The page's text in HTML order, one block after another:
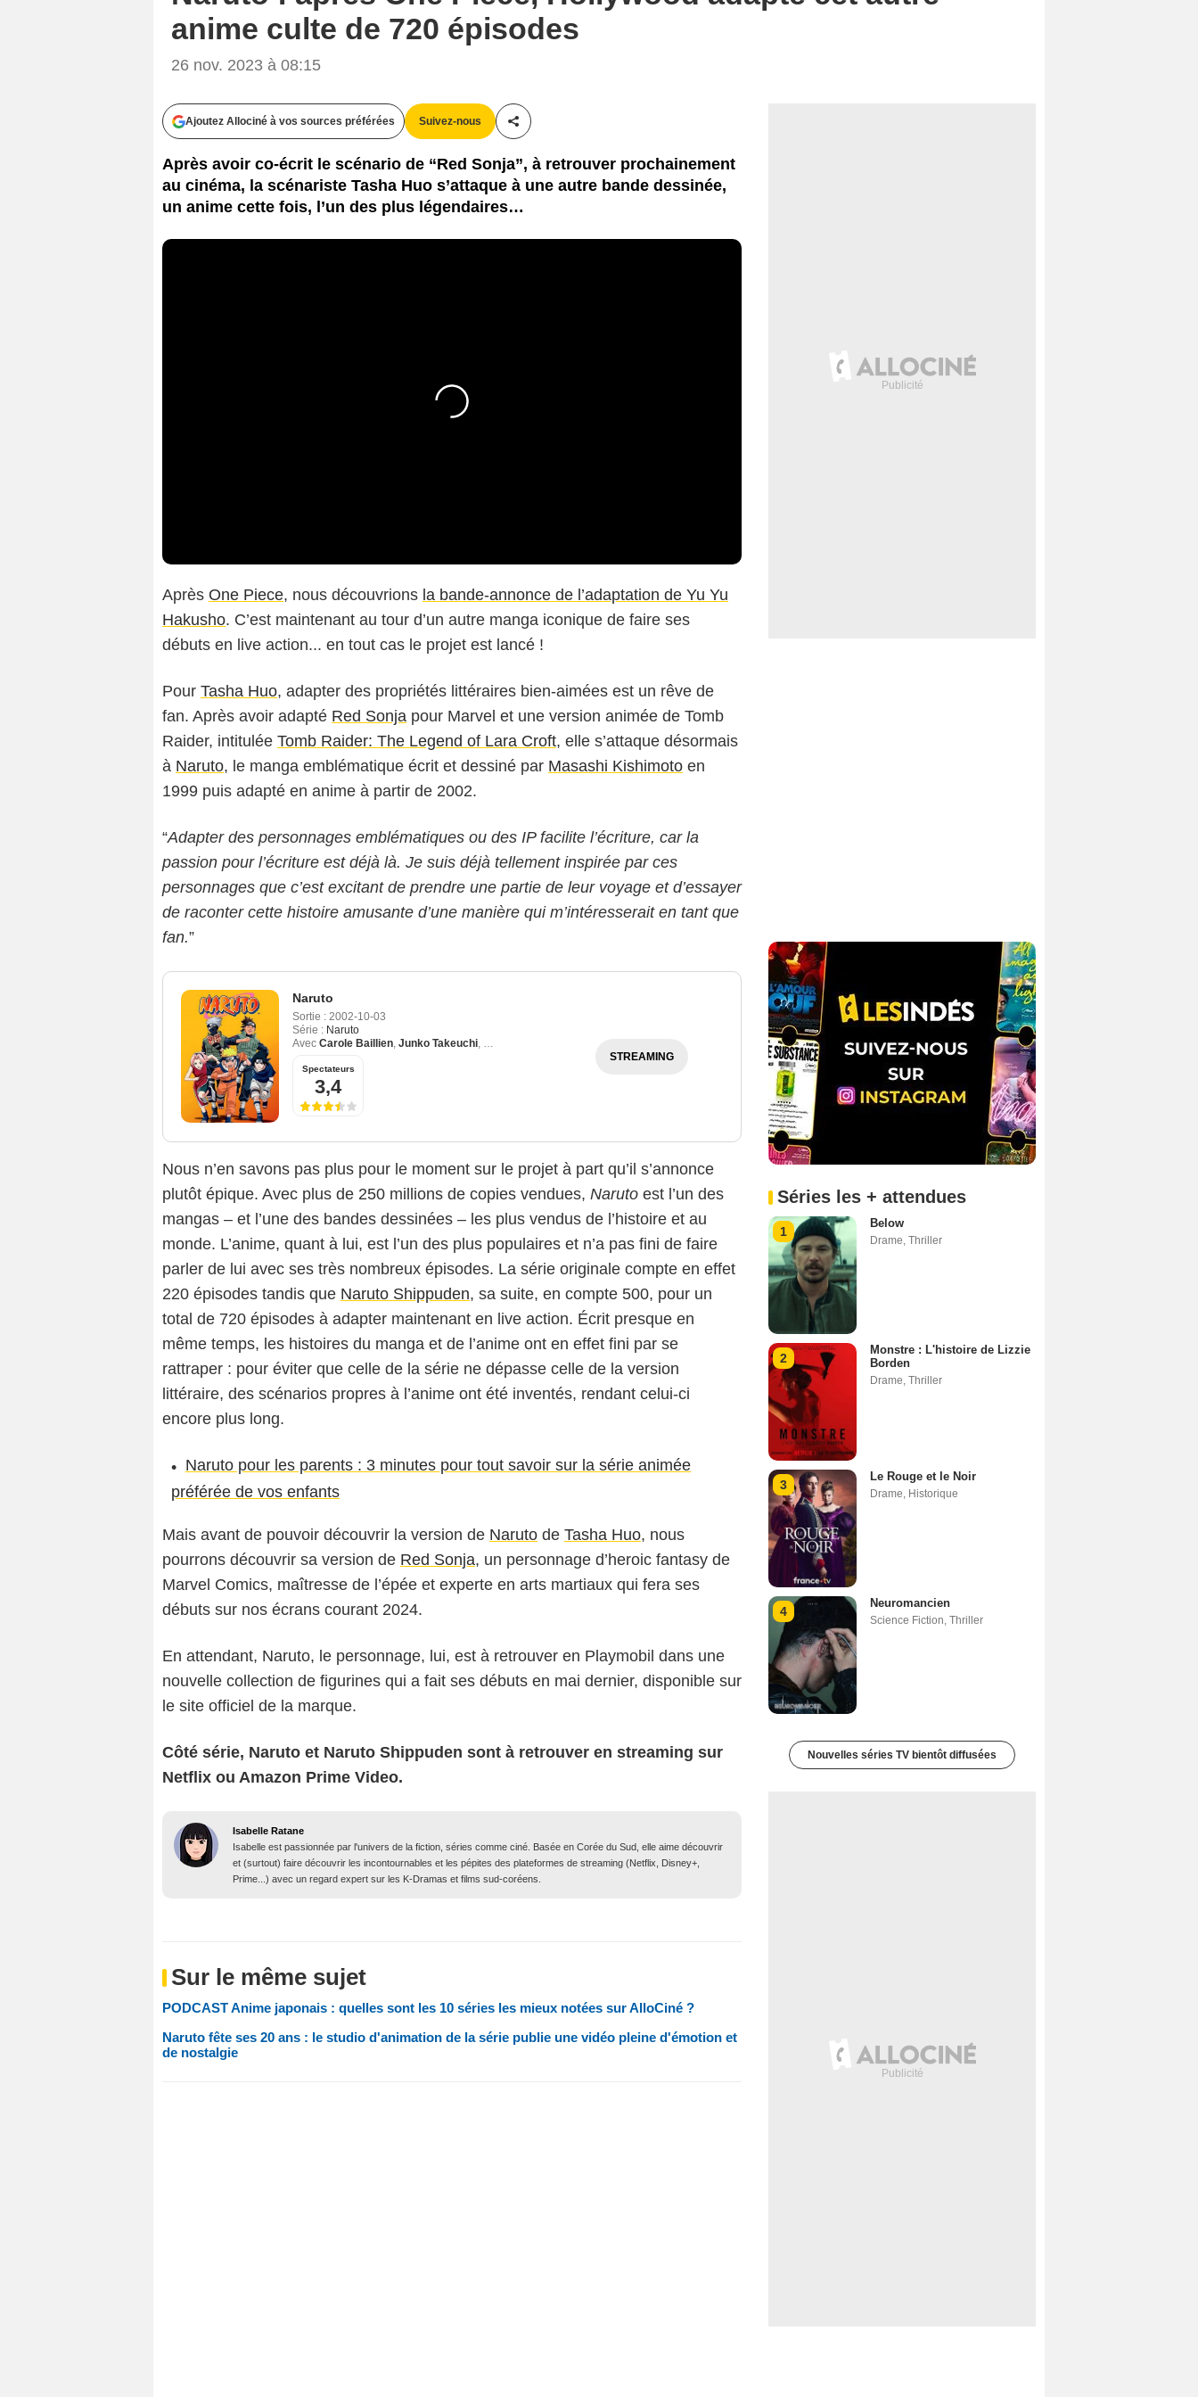
anime culte de 720 épisodes
26 nov. 2023 à 08:15
Ajoutez Allociné à vos sources préférées Suivez-nous
Partager cet article
Après avoir co-écrit le scénario de “Red Sonja”, à retrouver prochainement
au cinéma, la scénariste Tasha Huo s’attaque à une autre bande dessinée,
un anime cette fois, l’un des plus légendaires…
Après One Piece, nous découvrions la bande-annonce de l’adaptation de Yu Yu
Hakusho. C’est maintenant au tour d’un autre manga iconique de faire ses
débuts en live action... en tout cas le projet est lancé !
Pour Tasha Huo, adapter des propriétés littéraires bien-aimées est un rêve de
fan. Après avoir adapté Red Sonja pour Marvel et une version animée de Tomb
Raider, intitulée Tomb Raider: The Legend of Lara Croft, elle s’attaque désormais
à Naruto, le manga emblématique écrit et dessiné par Masashi Kishimoto en
1999 puis adapté en anime à partir de 2002.
“Adapter des personnages emblématiques ou des IP facilite l’écriture, car la
passion pour l’écriture est déjà là. Je suis déjà tellement inspirée par ces
personnages que c’est excitant de prendre une partie de leur voyage et d’essayer
de raconter cette histoire amusante d’une manière qui m’intéresserait en tant que
fan.”
Naruto
Sortie : 2002-10-03
Série : Naruto
Avec Carole Baillien, Junko Takeuchi, Noriaki Sugiyama
Spectateurs
3,4
STREAMING
Nous n’en savons pas plus pour le moment sur le projet à part qu’il s’annonce
plutôt épique. Avec plus de 250 millions de copies vendues, Naruto est l’un des
mangas – et l’une des bandes dessinées – les plus vendus de l’histoire et au
monde. L’anime, quant à lui, est l’un des plus populaires et n’a pas fini de faire
parler de lui avec ses très nombreux épisodes. La série originale compte en effet
220 épisodes tandis que Naruto Shippuden, sa suite, en compte 500, pour un
total de 720 épisodes à adapter maintenant en live action. Écrit presque en
même temps, les histoires du manga et de l’anime ont en effet fini par se
rattraper : pour éviter que celle de la série ne dépasse celle de la version
littéraire, des scénarios propres à l’anime ont été inventés, rendant celui-ci
encore plus long.
Naruto pour les parents : 3 minutes pour tout savoir sur la série animée
préférée de vos enfants
Mais avant de pouvoir découvrir la version de Naruto de Tasha Huo, nous
pourrons découvrir sa version de Red Sonja, un personnage d’heroic fantasy de
Marvel Comics, maîtresse de l’épée et experte en arts martiaux qui fera ses
débuts sur nos écrans courant 2024.
En attendant, Naruto, le personnage, lui, est à retrouver en Playmobil dans une
nouvelle collection de figurines qui a fait ses débuts en mai dernier, disponible sur
le site officiel de la marque.
Côté série, Naruto et Naruto Shippuden sont à retrouver en streaming sur
Netflix ou Amazon Prime Video.
Isabelle Ratane
Isabelle est passionnée par l'univers de la fiction, séries comme ciné. Basée en Corée du Sud, elle aime découvrir
et (surtout) faire découvrir les incontournables et les pépites des plateformes de streaming (Netflix, Disney+,
Prime...) avec un regard expert sur les K-Dramas et films sud-coréens.
Sur le même sujet
PODCAST Anime japonais : quelles sont les 10 séries les mieux notées sur AlloCiné ?
Naruto fête ses 20 ans : le studio d'animation de la série publie une vidéo pleine d'émotion et
de nostalgie
Séries les + attendues
1
Below
Drame Thriller
2
Monstre : L'histoire de Lizzie
Borden
Drame Thriller
3
Le Rouge et le Noir
Drame Historique
4
Neuromancien
Science Fiction Thriller
Nouvelles séries TV bientôt diffusées